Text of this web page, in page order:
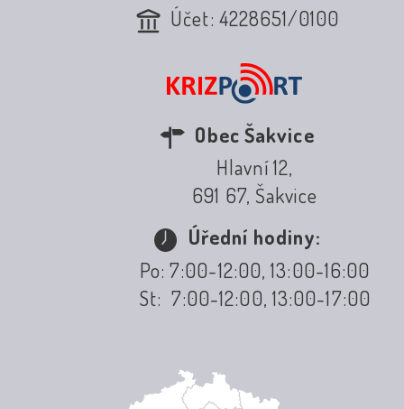
Účet: 4228651/0100
Obec Šakvice
Hlavní 12,
691 67, Šakvice
Úřední hodiny:
Po: 7:00-12:00, 13:00-16:00
St: 7:00-12:00, 13:00-17:00